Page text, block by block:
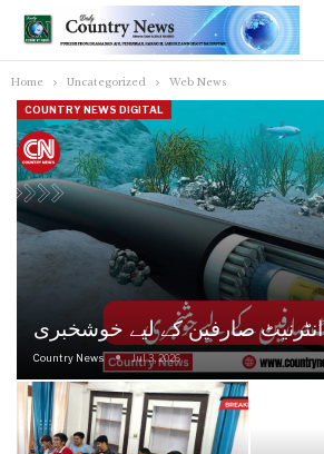
Home Uncategorized Web News
COUNTRY NEWS DIGITAL
انٹرنیٹ صارفین کے لیے خوشخبری
Country News Jul 3, 2026